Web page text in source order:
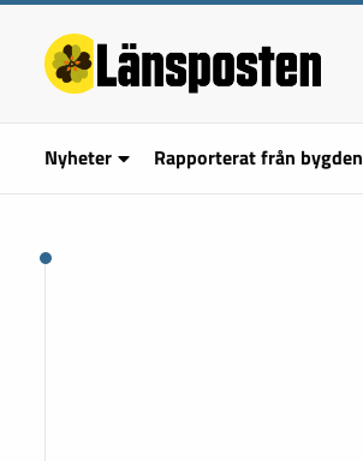
Nyheter Rapporterat från bygden